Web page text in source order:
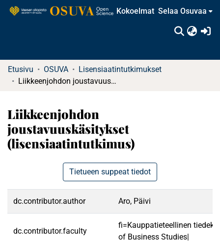
Kokoelmat Selaa Osuvaa
Etusivu OSUVA
Lisensiaatintutkimukset
Liikkeenjohdon joustavuuskäsitykset (lisensiaatintutkimus)
Liikkeenjohdon
joustavuuskäsitykset
(lisensiaatintutkimus)
Tietueen suppeat tiedot
dc.contributor.author Aro, Päivi
dc.contributor.faculty
fi=Kauppatieteellinen
of Business Studies|